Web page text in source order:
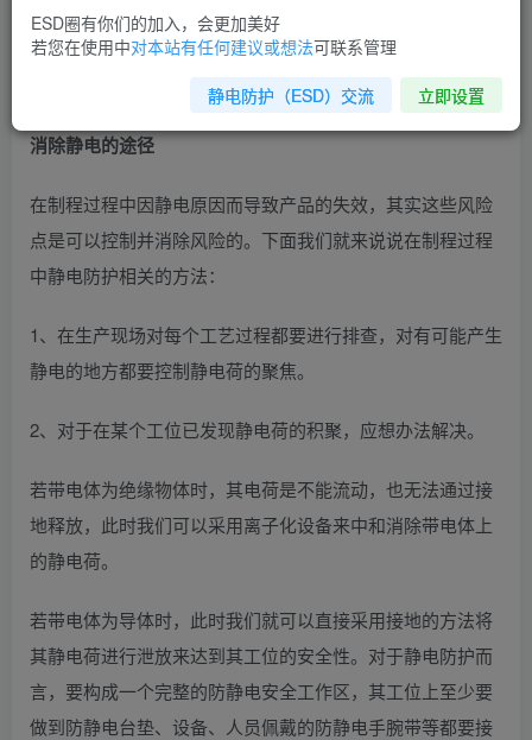
料的选择；控制静电的消除主要是加速静电的泄露和中和。
这两点在共同存在的情况下可使静电电压不超过安全阈值，
使其达到我们静电防护的目的。
消除静电的途径
在制程过程中因静电原因而导致产品的失效，其实这些风险
点是可以控制并消除风险的。下面我们就来说说在制程过程
中静电防护相关的方法：
1、在生产现场对每个工艺过程都要进行排查，对有可能产生
静电的地方都要控制静电荷的聚焦。
2、对于在某个工位已发现静电荷的积聚，应想办法解决。
若带电体为绝缘物体时，其电荷是不能流动，也无法通过接
地释放，此时我们可以采用离子化设备来中和消除带电体上
的静电荷。
若带电体为导体时，此时我们就可以直接采用接地的方法将
其静电荷进行泄放来达到其工位的安全性。对于静电防护而
言，要构成一个完整的防静电安全工作区，其工位上至少要
做到防静电台垫、设备、人员佩戴的防静电手腕带等都要接
ESD圈有你们的加入，会更加美好
若您在使用中对本站有任何建议或想法可联系管理
静电防护（ESD）交流 立即设置